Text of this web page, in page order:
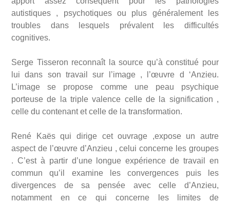
autistiques , psychotiques ou plus généralement les
troubles dans lesquels prévalent les difficultés
cognitives.
Serge Tisseron reconnaît la source qu’à constitué pour
lui dans son travail sur l’image , l’œuvre d ‘Anzieu.
L’image se propose comme une peau psychique
porteuse de la triple valence celle de la signification ,
celle du contenant et celle de la transformation.
René Kaës qui dirige cet ouvrage ,expose un autre
aspect de l’œuvre d’Anzieu , celui concerne les groupes
. C’est à partir d’une longue expérience de travail en
commun qu’il examine les convergences puis les
divergences de sa pensée avec celle d’Anzieu,
notamment en ce qui concerne les limites de